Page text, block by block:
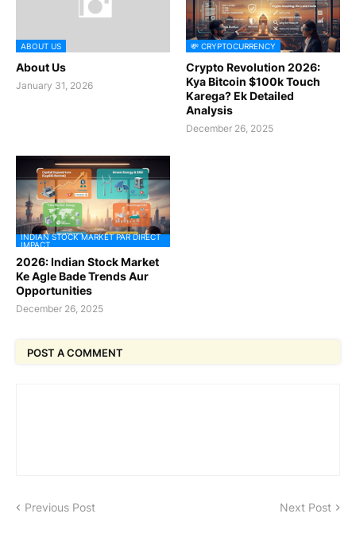
ABOUT US
About Us
January 31, 2026
💸 CRYPTOCURRENCY
Crypto Revolution 2026:
Kya Bitcoin $100k Touch
Karega? Ek Detailed
Analysis
December 26, 2025
INDIAN STOCK MARKET PAR DIRECT
IMPACT
2026: Indian Stock Market
Ke Agle Bade Trends Aur
Opportunities
December 26, 2025
POST A COMMENT
Previous Post Next Post